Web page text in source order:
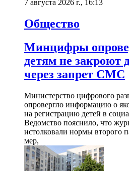
7 августа 2026 г., 16:13
Общество
Минцифры
детям не закроют
через запрет СМС
Министерство цифрового
опровергло информацию о
на регистрацию детей в
Ведомство пояснило, что
истолковали нормы второго
мер,